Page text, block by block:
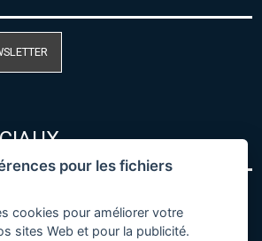
pour les fichiers
cookies pour améliorer votre
sites Web et pour la publicité.